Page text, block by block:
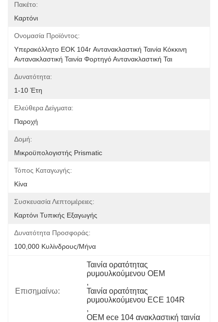
Πακέτο:
Καρτόνι
Ονομασία Προϊόντος:
Υπερακόλλητο ΕΟΚ 104r Αντανακλαστική Ταινία Κόκκινη
Αντανακλαστική Ταινία Φορτηγό Αντανακλαστική Ται
Δυνατότητα:
1-10 Έτη
Ελεύθερα Δείγματα:
Παροχή
Δομή:
Μικροϋπολογιστής Prismatic
Τόπος Καταγωγής:
Κίνα
Συσκευασία Λεπτομέρειες:
Καρτόνι Τυπικής Εξαγωγής
Δυνατότητα Προσφοράς:
100,000 Κυλίνδρους/μήνα
Επισημαίνω:
Ταινία ορατότητας
ρυμουλκούμενου OEM
,
Ταινία ορατότητας
ρυμουλκούμενου ECE 104R
,
OEM ece 104 ανακλαστική ταινία